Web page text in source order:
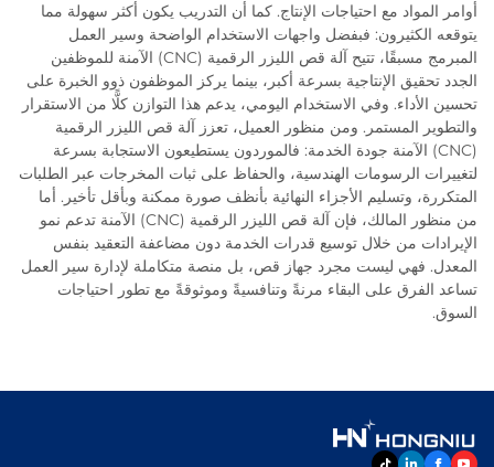
أوامر المواد مع احتياجات الإنتاج. كما أن التدريب يكون أكثر سهولة مما
يتوقعه الكثيرون: فبفضل واجهات الاستخدام الواضحة وسير العمل
المبرمج مسبقًا، تتيح آلة قص الليزر الرقمية (CNC) الآمنة للموظفين
الجدد تحقيق الإنتاجية بسرعة أكبر، بينما يركز الموظفون ذوو الخبرة على
تحسين الأداء. وفي الاستخدام اليومي، يدعم هذا التوازن كلًّا من الاستقرار
والتطوير المستمر. ومن منظور العميل، تعزز آلة قص الليزر الرقمية
(CNC) الآمنة جودة الخدمة: فالموردون يستطيعون الاستجابة بسرعة
لتغييرات الرسومات الهندسية، والحفاظ على ثبات المخرجات عبر الطلبات
المتكررة، وتسليم الأجزاء النهائية بأنظف صورة ممكنة وبأقل تأخير. أما
من منظور المالك، فإن آلة قص الليزر الرقمية (CNC) الآمنة تدعم نمو
الإيرادات من خلال توسيع قدرات الخدمة دون مضاعفة التعقيد بنفس
المعدل. فهي ليست مجرد جهاز قص، بل منصة متكاملة لإدارة سير العمل
تساعد الفرق على البقاء مرنةً وتنافسيةً وموثوقةً مع تطور احتياجات
السوق.